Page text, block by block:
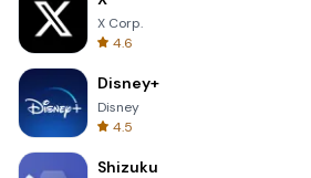
X Corp.
4.6
Disney+
Disney
4.5
Shizuku